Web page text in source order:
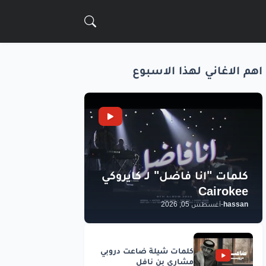
اهم الاغاني لهذا الاسبوع
hassan
-أغسطس 05, 2026